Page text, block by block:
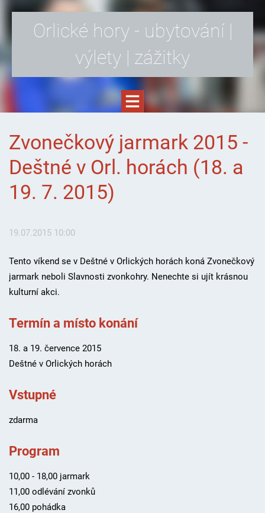
Orlické hory - ubytování |
výlety | zážitky
Zvonečkový jarmark 2015 -
Deštné v Orl. horách (18. a
19. 7. 2015)
19.07.2015 10:00
Tento víkend se v Deštné v Orlických horách koná Zvonečkový
jarmark neboli Slavnosti zvonkohry. Nenechte si ujít krásnou
kulturní akci.
Termín a místo konání
18. a 19. července 2015
Deštné v Orlických horách
Vstupné
zdarma
Program
10,00 - 18,00 jarmark
11,00 odlévání zvonků
16,00 pohádka